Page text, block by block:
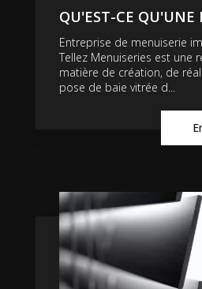
QU'EST-CE QU'UNE
Entreprise de menuiserie
Tellez Menuiseries est une
matière de création, de
pose de baie vitrée d...